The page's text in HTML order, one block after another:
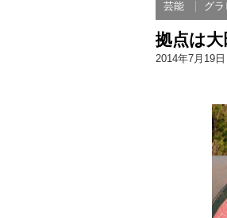
芸能 グラ
拠点は
2014年7月19日